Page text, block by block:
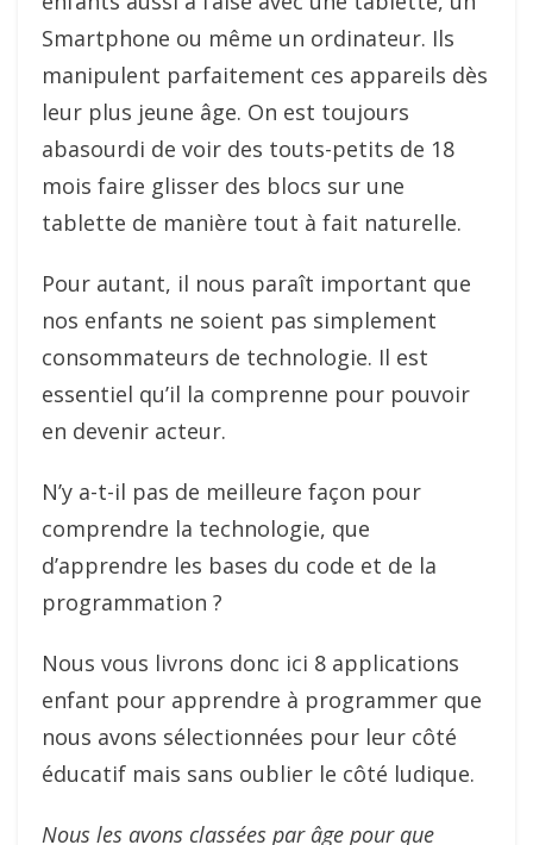
Smartphone ou même un ordinateur. Ils
manipulent parfaitement ces appareils dès
leur plus jeune âge. On est toujours
abasourdi de voir des touts-petits de 18
mois faire glisser des blocs sur une
tablette de manière tout à fait naturelle.
Pour autant, il nous paraît important que
nos enfants ne soient pas simplement
consommateurs de technologie. Il est
essentiel qu’il la comprenne pour pouvoir
en devenir acteur.
N’y a-t-il pas de meilleure façon pour
comprendre la technologie, que
d’apprendre les bases du code et de la
programmation ?
Nous vous livrons donc ici 8 applications
enfant pour apprendre à programmer que
nous avons sélectionnées pour leur côté
éducatif mais sans oublier le côté ludique.
Nous les avons classées par âge pour que